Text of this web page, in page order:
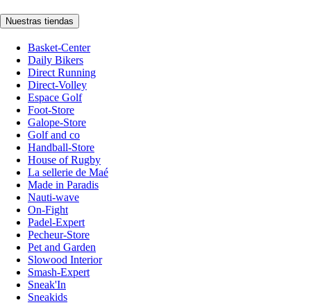
Nuestras tiendas
Basket-Center
Daily Bikers
Direct Running
Direct-Volley
Espace Golf
Foot-Store
Galope-Store
Golf and co
Handball-Store
House of Rugby
La sellerie de Maé
Made in Paradis
Nauti-wave
On-Fight
Padel-Expert
Pecheur-Store
Pet and Garden
Slowood Interior
Smash-Expert
Sneak'In
Sneakids